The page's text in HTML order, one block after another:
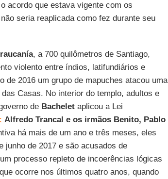
acordo que estava vigente com os
seria reaplicada como fez durante seu
, a 700 quilômetros de Santiago,
violento entre índios, latifundiários e
2016 um grupo de mapuches atacou uma
Casas. No interior do templo, adultos e
de Bacheletaplicou a Lei
Alfredo Trancal e os irmãos Benito, Pablo
há mais de um ano e três meses, eles
junho de 2017 e são acusados de
processo repleto de incoerências lógicas
ocorre nos últimos quatro anos, quando